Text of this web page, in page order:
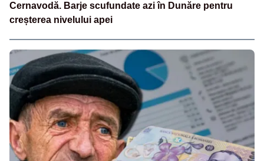
Cernavodă. Barje scufundate azi în Dunăre pentru
creșterea nivelului apei